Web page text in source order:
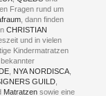
Fragen rund um
, dann finden
CHRISTIAN
und in vielen
Kindermatratzen
bekannter
NYA NORDISCA
GUILD
Matratzen sowie eine